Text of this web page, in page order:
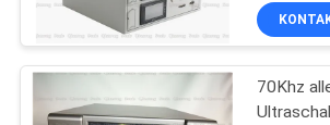
70Khz